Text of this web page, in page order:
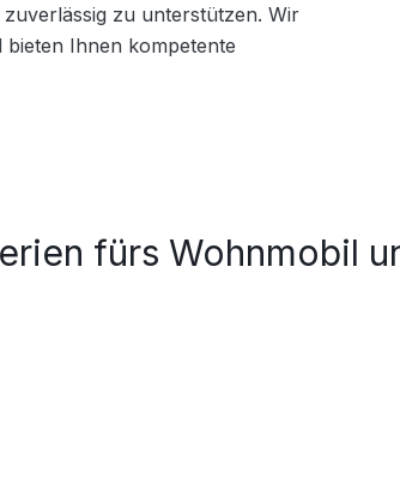
zu unterstützen. Wir
Ihnen kompetente
fürs Wohnmobil